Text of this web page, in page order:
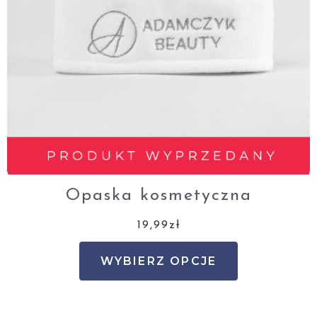
Opaska kosmetyczna
19,99 zł
WYBIERZ OPCJE